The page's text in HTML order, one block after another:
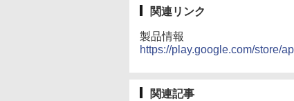
関連リンク
製品情報
https://play.google.com/store/
関連記事